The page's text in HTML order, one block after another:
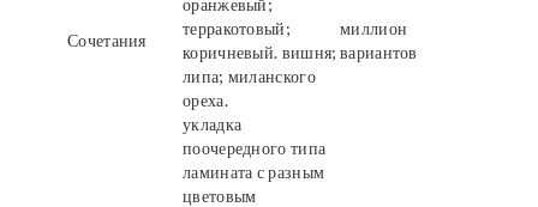
Сочетания
оранжевый;
терракотовый;
коричневый. вишня;
липа; миланского
ореха.
миллион
вариантов
укладка
поочередного типа
ламината с разным
цветовым